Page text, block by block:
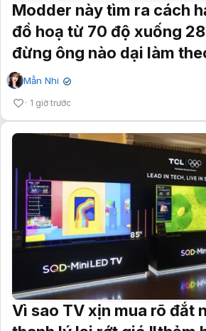
Modder này tìm ra cách
đồ hoạ từ 70 độ xuống
đừng ông nào dại làm
Mẫn Nhi ✔
1 giờ trước
Vì sao TV xịn mua rõ đắt